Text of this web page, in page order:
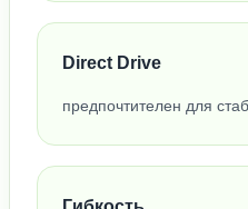
Direct Drive
предпочтителен для